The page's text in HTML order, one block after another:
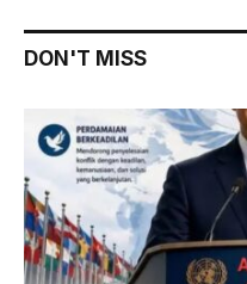
DON'T MISS